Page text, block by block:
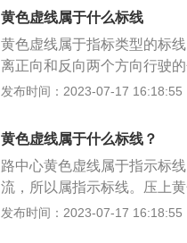
央车道较少的路面使用单黄
或者掉头等都是不允许的。
长时或临时在路边停放。三
的地方常常会出现黄色的虚
弯，而实线一侧的车辆则不
线行驶、超车或者掉头等都
道就是可变车道，城市内部
个或多个车辆行驶方向规定
格线代表禁止在此处停放车
黄色虚线属于什么标线
黄色虚线属于指标类型的标
离正向和反向两个方向行驶
转。黄色的分隔线一般是适
好的提醒效果。不论是黄色
线的话在有信号灯是绿灯，
掉头行驶。路中心的黄虚线
驶的交通流；如果是路中心
虚线一侧准许车辆越线超车
发布时间：2023-07-17 16:18:55
黄色虚线属于什么标线？
路中心黄色虚线属于指示标
流，所以属指示标线。压上
掉头，禁止左转弯的左转弯
发布时间：2023-07-17 16:18:55